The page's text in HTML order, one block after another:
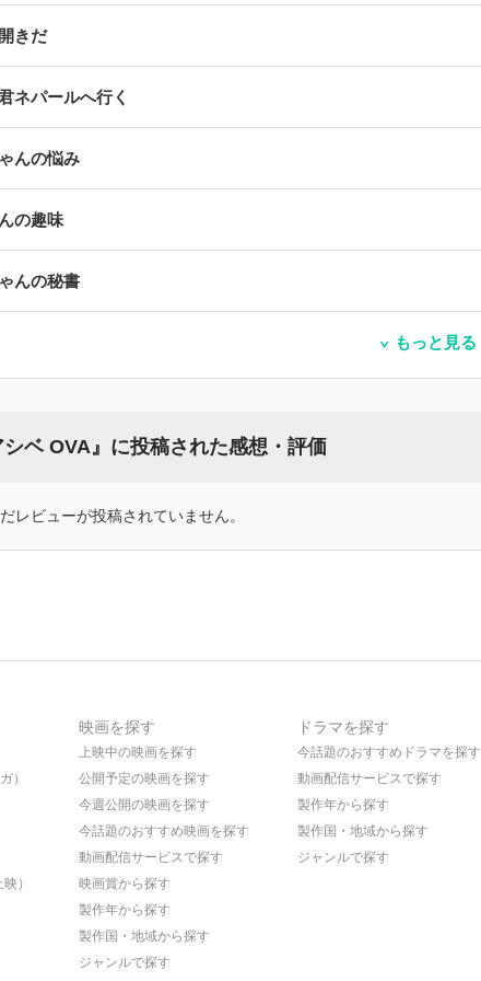
きだ
ネパールへ行く
んの悩み
の趣味
んの秘書
もっと見る
シベ OVA』に投稿された感想・評価
レビューが投稿されていません。
）
）
映画を探す
上映中の映画を探す
公開予定の映画を探す
今週公開の映画を探す
今話題のおすすめ映画を探す
動画配信サービスで探す
映画賞から探す
製作年から探す
製作国・地域から探す
ジャンルで探す
ドラマを探す
今話題のおすすめドラマを探す
動画配信サービスで探す
製作年から探す
製作国・地域から探す
ジャンルで探す